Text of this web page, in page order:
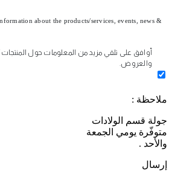
about the products/services, events, news &
أوافق على تلقي مزيد من المعلومات حول المنتجات /
والعروض.
ملاحظة :
جولة قسم الولادات
متوفّرة يومي الجمعة
والأحد .
إرسال